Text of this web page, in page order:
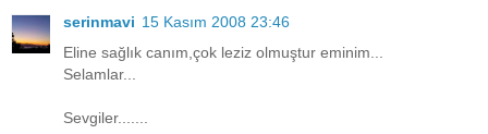
serinmavi 15 Kasım 2008 23:46
Eline sağlık canım,çok leziz olmuştur eminim...
Selamlar...
Sevgiler.......